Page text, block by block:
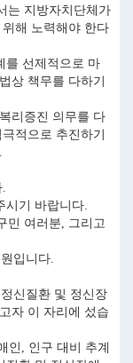
는 지방자치단체가
해 노력해야 한다
를 선제적으로 마
상 책무를 다하기
리증진 의무를 다
적으로 추진하기
.
시기 바랍니다.
민 여러분, 그리고
입니다.
신질환 및 정신장
자 이 자리에 섰습
인, 인구 대비 추계